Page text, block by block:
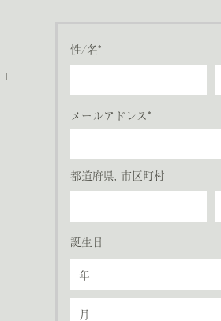
性/名*
メールアドレス*
都道府県, 市区町村
誕生日